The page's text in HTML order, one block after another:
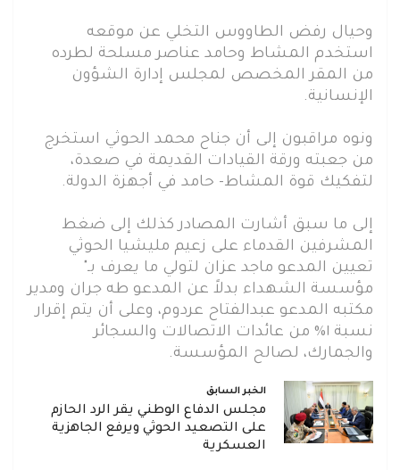
وحيال رفض الطاووس التخلي عن موقعه
استخدم المشاط وحامد عناصر مسلحة لطرده
من المقر المخصص لمجلس إدارة الشؤون
الإنسانية.
ونوه مراقبون إلى أن جناح محمد الحوثي استخرج
من جعبته ورقة القيادات القديمة في صعدة،
لتفكيك قوة المشاط- حامد في أجهزة الدولة.
إلى ما سبق أشارت المصادر كذلك إلى ضغط
المشرفين القدماء على زعيم مليشيا الحوثي
تعيين المدعو ماجد عزان لتولي ما يعرف بـ"
مؤسسة الشهداء بدلاً عن المدعو طه جران ومدير
مكتبه المدعو عبدالفتاح عردوم، وعلى أن يتم إقرار
نسبة ١% من عائدات الاتصالات والسجائر
والجمارك، لصالح المؤسسة.
الخبر السابق
مجلس الدفاع الوطني يقر الرد الحازم
على التصعيد الحوثي ويرفع الجاهزية
العسكرية